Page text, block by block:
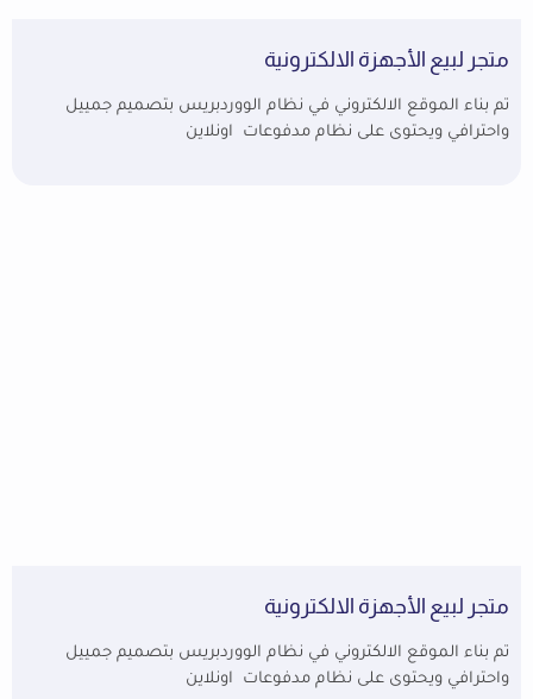
متجر لبيع الأجهزة الالكترونية
تم بناء الموقع الالكتروني في نظام الووردبريس بتصميم جمييل
واحترافي ويحتوى على نظام مدفوعات اونلاين
متجر لبيع الأجهزة الالكترونية
تم بناء الموقع الالكتروني في نظام الووردبريس بتصميم جمييل
واحترافي ويحتوى على نظام مدفوعات اونلاين